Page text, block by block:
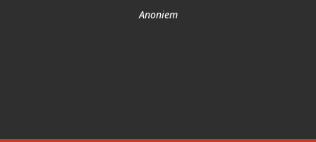
Anoniem